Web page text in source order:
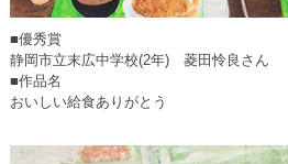
■優秀賞
静岡市立末広中学校(2年) 菱田怜良さん
■作品名
おいしい給食ありがとう